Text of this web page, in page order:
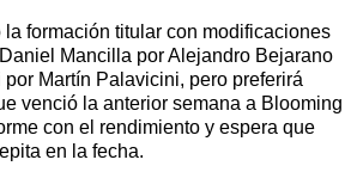
la formación titular con modificaciones
Mancilla por Alejandro Bejarano
Martín Palavicini, pero preferirá
venció la anterior semana a Blooming
con el rendimiento y espera que
en la fecha.